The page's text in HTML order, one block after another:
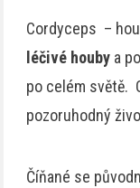
Cordyceps –
léčivé houby a
po celém světě.
pozoruhodný
Číňané se